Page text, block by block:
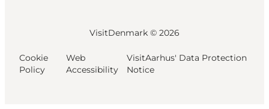
VisitDenmark © 2026
Cookie
Policy
Web
Accessibility
VisitAarhus' Data Protection
Notice